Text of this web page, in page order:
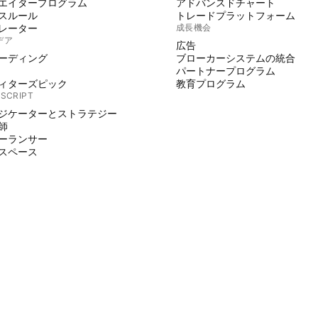
イタープログラム
ルール
ーター
ア
ディング
ターズピック
ケーターとストラテジー
ランサー
ペース
アドバンスドチャート
トレードプラットフォーム
成長機会
広告
ブローカーシステムの統合
パートナープログラム
教育プログラム